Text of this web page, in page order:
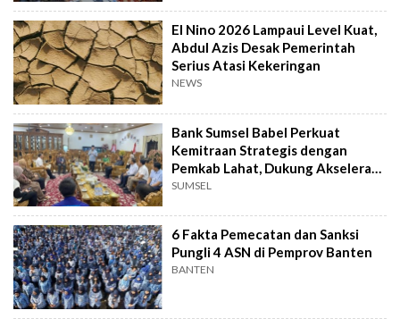
El Nino 2026 Lampaui Level Kuat,
Abdul Azis Desak Pemerintah
Serius Atasi Kekeringan
NEWS
Bank Sumsel Babel Perkuat
Kemitraan Strategis dengan
Pemkab Lahat, Dukung Akselerasi
Ekonomi Daerah
SUMSEL
6 Fakta Pemecatan dan Sanksi
Pungli 4 ASN di Pemprov Banten
BANTEN